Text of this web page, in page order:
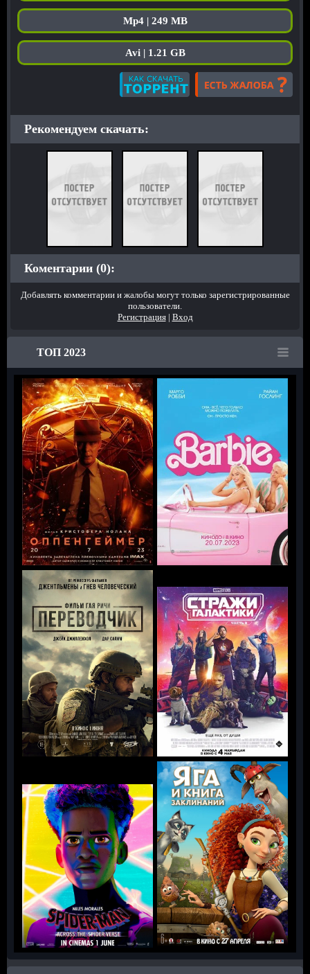
Mp4 | 249 MB
Avi | 1.21 GB
Рекомендуем скачать:
Коментарии (0):
Добавлять комментарии и жалобы могут только зарегистрированные
пользователи.
Регистрация| Вход
ТОП 2023